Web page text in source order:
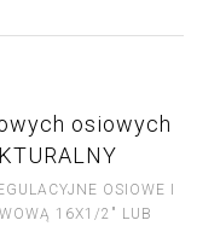
osiowych
OSIOWE I
16X1/2" LUB